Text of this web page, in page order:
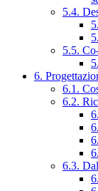
5.4.
5.5.
6.
6.1.
6.2.
6.3.